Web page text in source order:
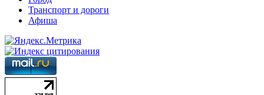
Транспорт и дороги
Афиша